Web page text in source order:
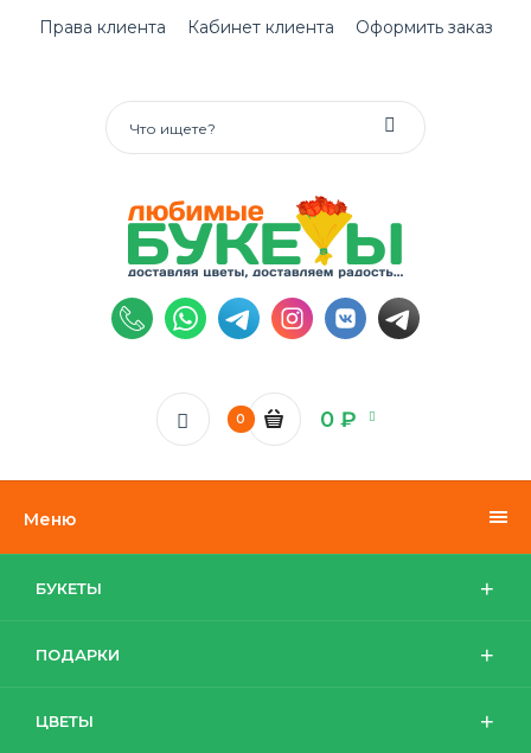
Права клиента Кабинет клиента Оформить заказ
0 0 ₽
Меню
БУКЕТЫ
ПОДАРКИ
ЦВЕТЫ